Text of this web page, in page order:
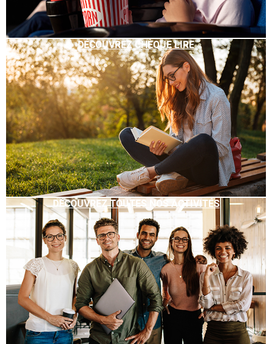
DÉCOUVREZ CHÈQUE LIRE
DÉCOUVREZ TOUTES NOS ACTIVITÉS